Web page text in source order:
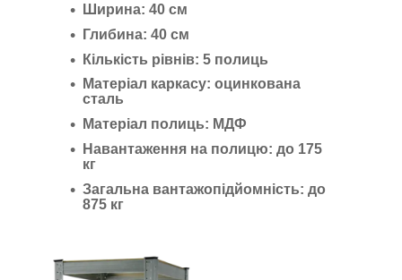
Ширина: 40 см
Глибина: 40 см
Кількість рівнів: 5 полиць
Матеріал каркасу: оцинкована
сталь
Матеріал полиць: МДФ
Навантаження на полицю: до 175
кг
Загальна вантажопідйомність: до
875 кг